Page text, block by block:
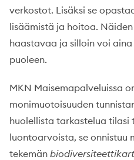
verkostot. Lisäksi se
lisäämistä ja hoitoa.
haastavaa ja silloin voi
puoleen.
MKN Maisemapalveluissa
monimuotoisuuden
huolellista tarkastelua tilasi
luontoarvoista, se onnistuu
tekemän